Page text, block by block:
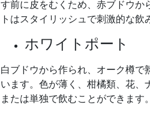
す前に皮をむくため、赤ブドウか
トはスタイリッシュで刺激的な飲
ホワイトポート
白ブドウから作られ、オーク樽
います。色が薄く、柑橘類、花
または単独で飲むことができます。